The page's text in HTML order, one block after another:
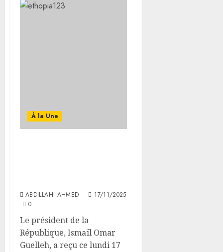
À la Une
ABDILLAHI AHMED
17/11/2025
0
Le président de la
République, Ismaïl Omar
Guelleh, a reçu ce lundi 17